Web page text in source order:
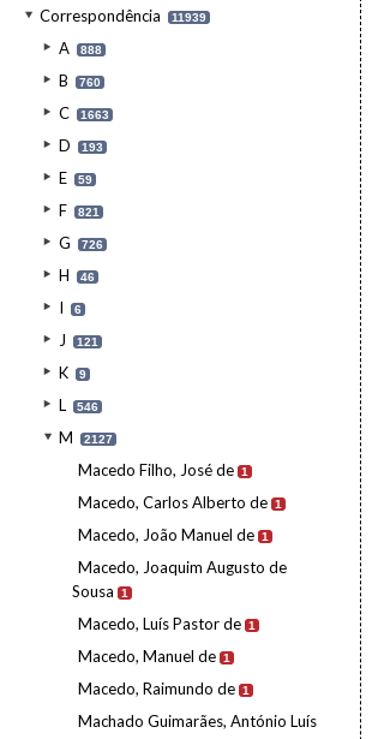
Correspondência 11939
A 888
B 760
C 1663
D 193
E 59
F 821
G 726
H 46
I 6
J 121
K 9
L 546
M 2127
Macedo Filho, José de 1
Macedo, Carlos Alberto de 1
Macedo, João Manuel de 1
Macedo, Joaquim Augusto de
Sousa
1
Macedo, Luís Pastor de 1
Macedo, Manuel de 1
Macedo, Raimundo de 1
Machado Guimarães, António Luís